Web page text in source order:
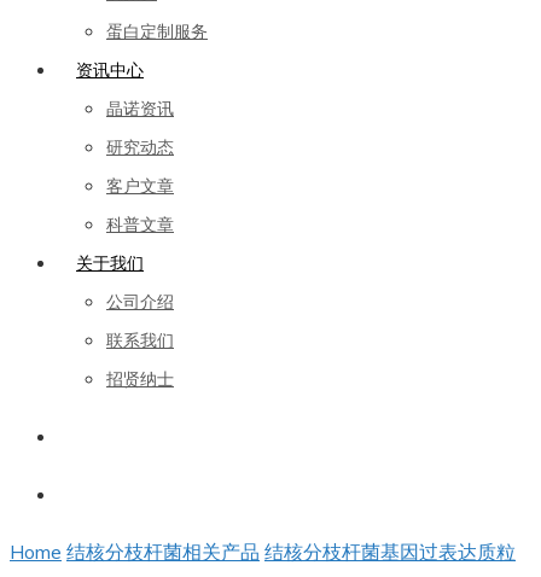
蛋白定制服务
资讯中心
晶诺资讯
研究动态
客户文章
科普文章
关于我们
公司介绍
联系我们
招贤纳士
Home 结核分枝杆菌相关产品 结核分枝杆菌基因过表达质粒